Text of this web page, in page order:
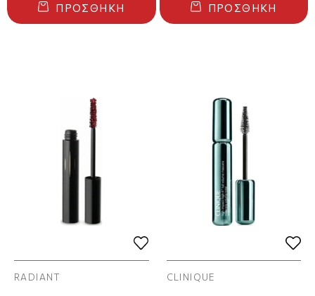
ΠΡΟΣΘΉΚΗ ΠΡΟΣΘΉΚΗ
RADIANT CLINIQUE